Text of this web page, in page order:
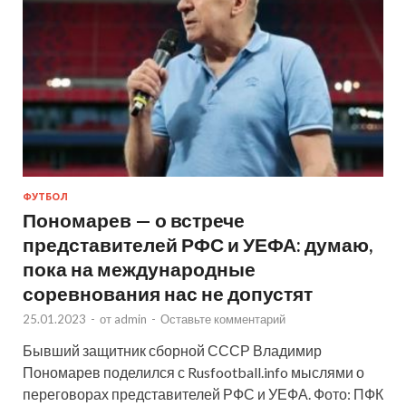
ФУТБОЛ
Пономарев — о встрече
представителей РФС и УЕФА: думаю,
пока на международные
соревнования нас не допустят
25.01.2023 - от admin - Оставьте комментарий
Бывший защитник сборной СССР Владимир
Пономарев поделился с Rusfootball.info мыслями о
переговорах представителей РФС и УЕФА. Фото: ПФК